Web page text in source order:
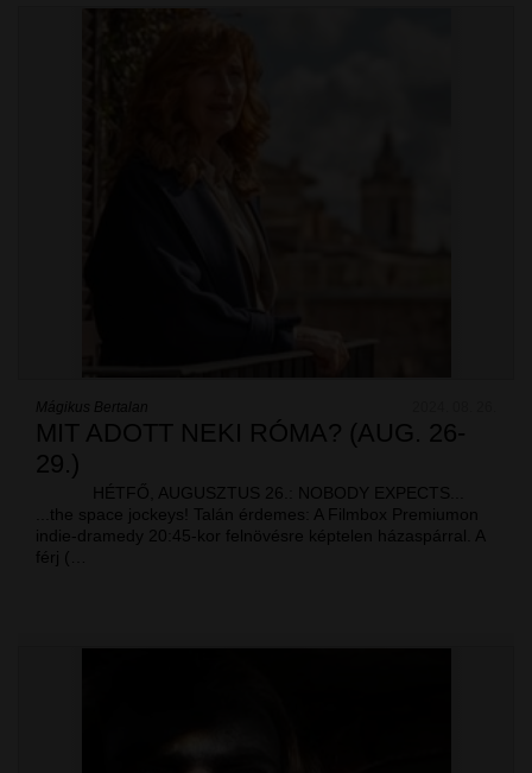
Mágikus Bertalan
MIT ADOTT NEKI RÓMA? (AUG. 26-
29.)
HÉTFŐ, AUGUSZTUS 26.: NOBODY EXPECTS...
...the space jockeys! Talán érdemes: A Filmbox Premiumon
indie-dramedy 20:45-kor felnövésre képtelen házaspárral. A
férj (…